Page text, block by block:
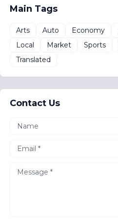
Main Tags
Arts Auto Economy
Local
Market Sports
Translated
Contact Us